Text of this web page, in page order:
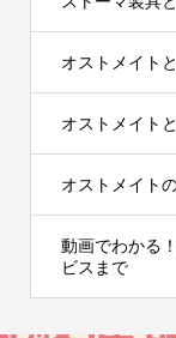
オストメイト
オストメイト
オストメイト
動画でわかる
ビスまで